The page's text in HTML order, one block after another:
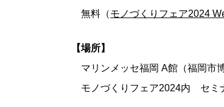
無料（モノづくりフェア2024
【場所】
マリンメッセ福岡 A館（福岡市
モノづくりフェア2024内 セミ